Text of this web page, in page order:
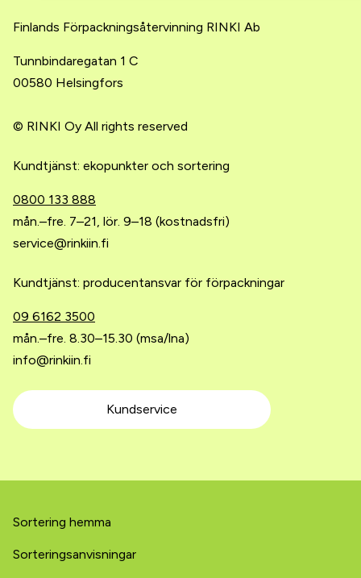
Finlands Förpackningsåtervinning RINKI Ab
Tunnbindaregatan 1 C
00580 Helsingfors
© RINKI Oy All rights reserved
Kundtjänst: ekopunkter och sortering
0800 133 888
mån.–fre. 7–21, lör. 9–18 (kostnadsfri)
service@rinkiin.fi
Kundtjänst: producentansvar för förpackningar
09 6162 3500
mån.–fre. 8.30–15.30 (msa/lna)
info@rinkiin.fi
Kundservice
Sortering hemma
Sorterings­­­anvisningar